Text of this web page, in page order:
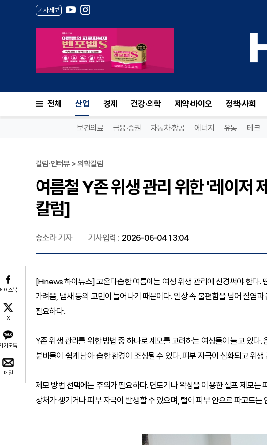
기사제보
전체 산업 경제 건강·의학 제약·바이오 정책·사회
보건의료 금융·증권 자동차·항공 에너지 유통 테크
이스북
X
카오톡
메일
칼럼·인터뷰 > 의학칼럼
여름철 Y존 위생 관리 위한 '레이저
칼럼]
송소라 기자 기사입력 : 2026-06-04 13:04
[Hinews 하이뉴스] 고온다습한 여름에는 여성 위생 관리에 신경써야 한다.
가려움, 냄새 등의 고민이 늘어나기 때문이다. 일상 속 불편함을 넘어 질염
필요하다.
Y존 위생 관리를 위한 방법 중 하나로 제모를 고려하는 여성들이 늘고 있다
분비물이 쉽게 남아 습한 환경이 조성될 수 있다. 피부 자극이 심화되고 위생
제모 방법 선택에는 주의가 필요하다. 면도기나 왁싱을 이용한 셀프 제모는
상처가 생기거나 피부 자극이 발생할 수 있으며, 털이 피부 안으로 파고드